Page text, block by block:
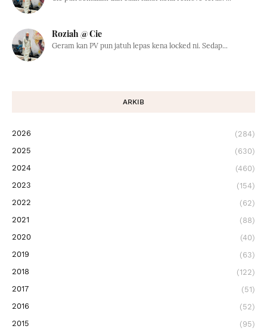
Roziah @ Cie
Geram kan PV pun jatuh lepas kena locked ni. Sedap...
ARKIB
2026
(284)
2025
(630)
2024
(460)
2023
(154)
2022
(62)
2021
(88)
2020
(40)
2019
(63)
2018
(122)
2017
(51)
2016
(52)
2015
(95)